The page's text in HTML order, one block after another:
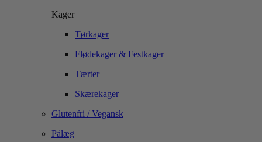
Kager
Tørkager
Flødekager & Festkager
Tærter
Skærekager
Glutenfri / Vegansk
Pålæg